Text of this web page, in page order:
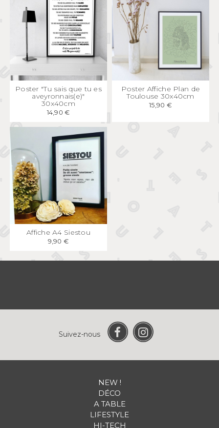
APERÇU RAPIDE
Poster "Tu sais que tu es
aveyronnais(e)"
30x40cm
14,90 €
APERÇU RAPIDE
Poster Affiche Plan de
Toulouse 30x40cm
15,90 €
APERÇU RAPIDE
Affiche A4 Siestou
9,90 €
Suivez-nous
NEW !
DÉCO
A TABLE
LIFESTYLE
HI-TECH